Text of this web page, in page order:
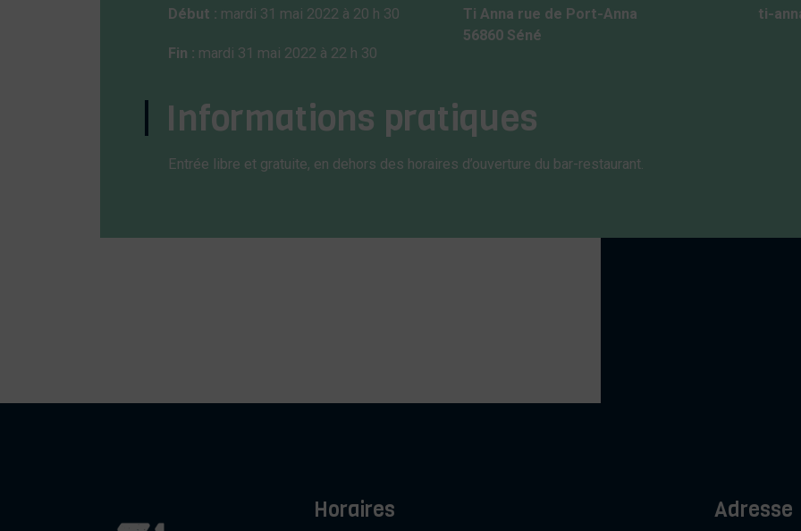
Début : mardi 31 mai 2022 à 20 h 30
Fin : mardi 31 mai 2022 à 22 h 30
Ti Anna rue de Port-Anna
56860 Séné
ti-
Informations pratiques
Entrée libre et gratuite, en dehors des horaires d’ouverture du bar-restaurant.
Horaires Adresse